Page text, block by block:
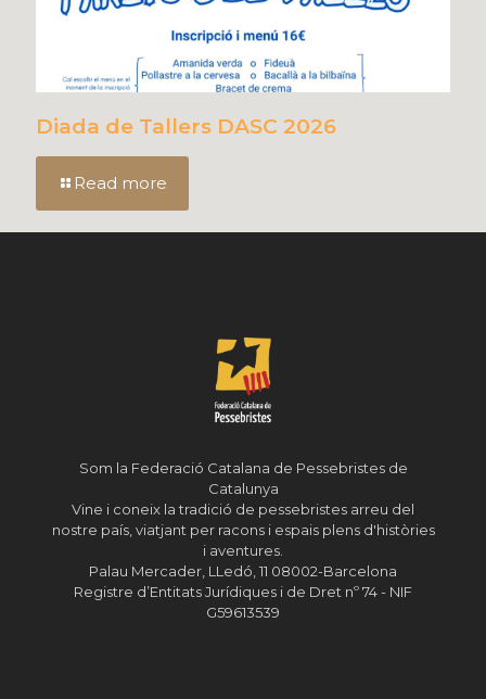
Diada de Tallers DASC 2026
Read more
Som la Federació Catalana de Pessebristes de
Catalunya
Vine i coneix la tradició de pessebristes arreu del
nostre país, viatjant per racons i espais plens d'històries
i aventures.
Palau Mercader, LLedó, 11 08002-Barcelona
Registre d’Entitats Jurídiques i de Dret nº 74 - NIF
G59613539